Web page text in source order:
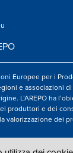
Europee per i
e associazioni
L’AREPO ha
produttori e dei
valorizzazione dei